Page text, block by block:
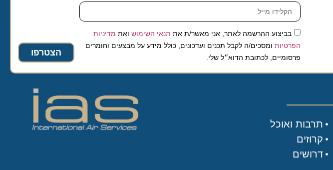
בביצוע ההרשמה לאתר, אני מאשר/ת אתתנאי השימושואת מדיניות
הפרטיותומסכים/ה לקבל תכנים ועדכונים, כולל מידע על מבצעים וחומרים
פרסומיים, לכתובת הדוא״ל שלי.
הצטרפו
תרבות ואוכל
קרוזים
דרושים